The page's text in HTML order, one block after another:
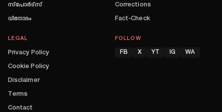
സ്പോർട്സ്
വിനോദം
Corrections
Fact-Check
LEGAL
Privacy Policy
Cookie Policy
Disclaimer
Terms
Contact
FOLLOW
FB X YT IG WA